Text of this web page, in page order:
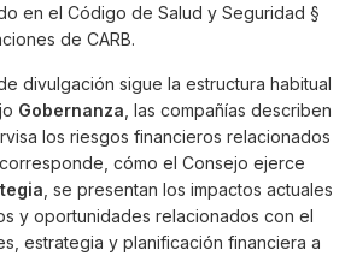
en el Código de Salud y Seguridad §
de CARB.
divulgación sigue la estructura habitual
Gobernanza , las compañías describen
los riesgos financieros relacionados
cómo el Consejo ejerce
, se presentan los impactos actuales
y oportunidades relacionados con el
estrategia y planificación financiera a